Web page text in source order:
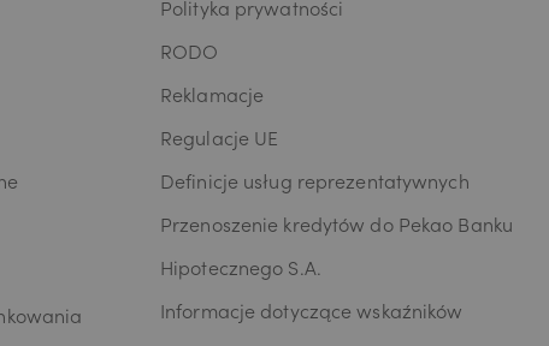
Polityka prywatności
RODO
Reklamacje
Regulacje UE
Definicje usług reprezentatywnych
Przenoszenie kredytów do Pekao Banku
Hipotecznego S.A.
Informacje dotyczące wskaźników